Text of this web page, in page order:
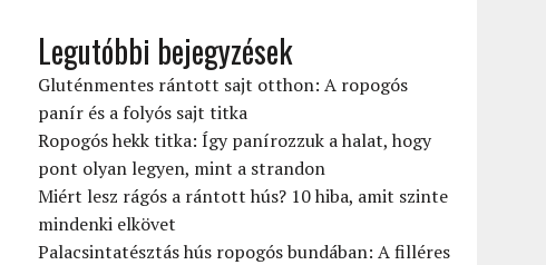
Legutóbbi bejegyzések
Gluténmentes rántott sajt otthon: A ropogós
panír és a folyós sajt titka
Ropogós hekk titka: Így panírozzuk a halat, hogy
pont olyan legyen, mint a strandon
Miért lesz rágós a rántott hús? 10 hiba, amit szinte
mindenki elkövet
Palacsintatésztás hús ropogós bundában: A filléres